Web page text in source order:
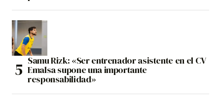
Samu Rizk: «Ser entrenador asistente en el CV
Emalsa supone una importante
responsabilidad»